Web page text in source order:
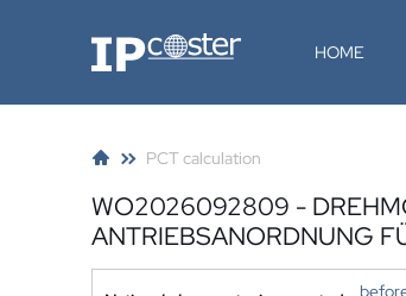
IP-Coster HOME
PCT calculation
WO2026092809 -
ANTRIEBSANORDNUNG